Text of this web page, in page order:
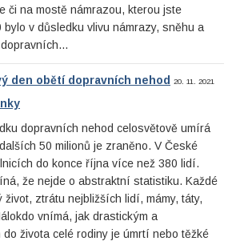
či na mostě námrazou, kterou jste
v důsledku vlivu námrazy, sněhu a
den obětí dopravních nehod 20. 11. 2021
dopravních nehod celosvětově umírá
50 milionů je zraněno. V České
do konce října více než 380 lidí.
že nejde o abstraktní statistiku. Každé
ztrátu nejbližších lidí, mámy, táty,
vnímá, jak drastickým a
života celé rodiny je úmrtí nebo těžké